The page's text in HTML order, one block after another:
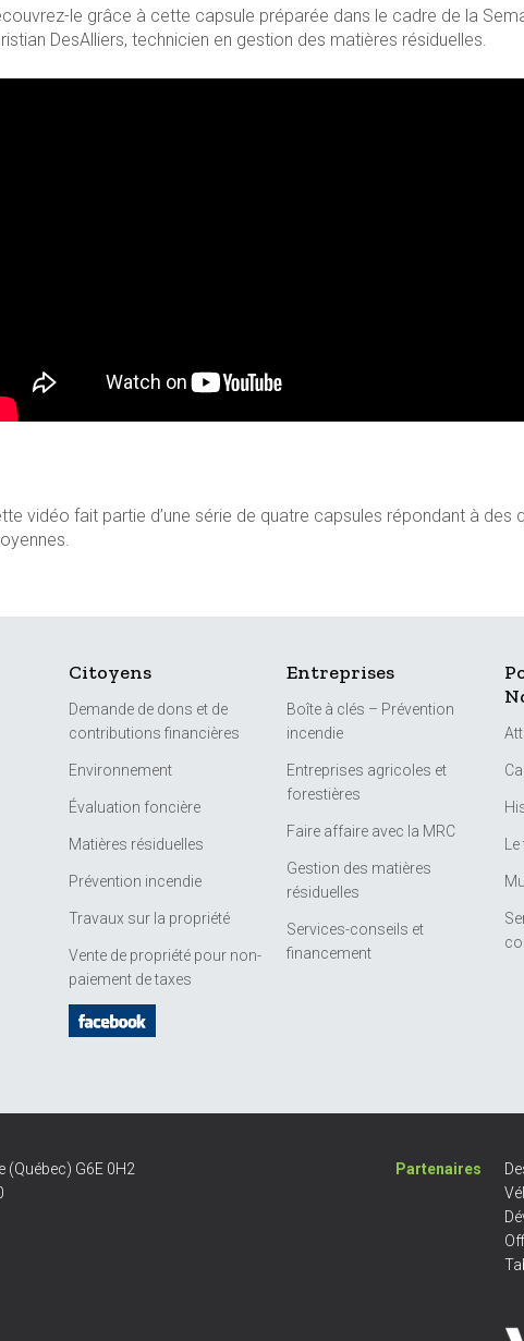
le grâce à cette capsule préparée dans le cadre de la
DesAlliers, technicien en gestion des matières résiduelles.
vidéo fait partie d’une série de quatre capsules répondant à
Citoyens
Demande de dons et de
contributions financières
Environnement
Évaluation foncière
Matières résiduelles
Prévention incendie
Travaux sur la propriété
Vente de propriété pour non-
paiement de taxes
Entreprises
Boîte à clés – Prévention
incendie
Entreprises agricoles et
forestières
Faire affaire avec la MRC
Gestion des matières
résiduelles
Services-conseils et
financement
(Québec) G6E 0H2
Partenaires